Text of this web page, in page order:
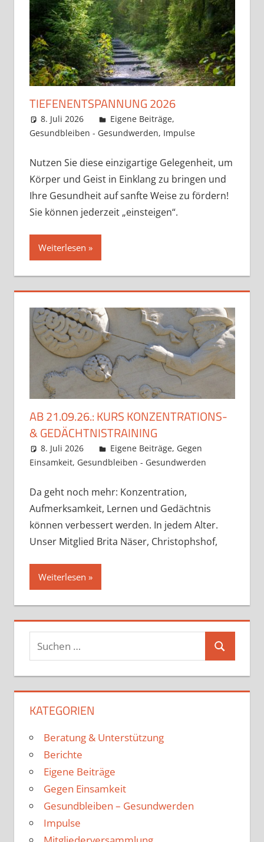
TIEFENENTSPANNUNG 2026
8. Juli 2026 Claudia Ollenhauer
Eigene Beiträge,
Gesundbleiben - Gesundwerden, Impulse
Nutzen Sie diese einzigartige Gelegenheit, um
Körper und Geist in Einklang zu bringen und
Ihre Gesundheit auf sanfte Weise zu fördern!
Sie können jederzeit „einsteigen“.
Weiterlesen
AB 21.09.26.: KURS KONZENTRATIONS-
& GEDÄCHTNISTRAINING
8. Juli 2026 Claudia Ollenhauer
Eigene Beiträge, Gegen
Einsamkeit, Gesundbleiben - Gesundwerden
Da geht noch mehr: Konzentration,
Aufmerksamkeit, Lernen und Gedächtnis
können verbessert werden. In jedem Alter.
Unser Mitglied Brita Näser, Christophshof,
Weiterlesen
KATEGORIEN
Beratung & Unterstützung
Berichte
Eigene Beiträge
Gegen Einsamkeit
Gesundbleiben – Gesundwerden
Impulse